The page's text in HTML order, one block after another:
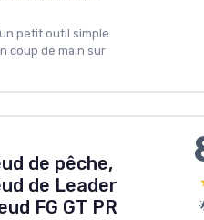
un petit outil simple
coup de main sur
de pêche,
de Leader
FG GT PR